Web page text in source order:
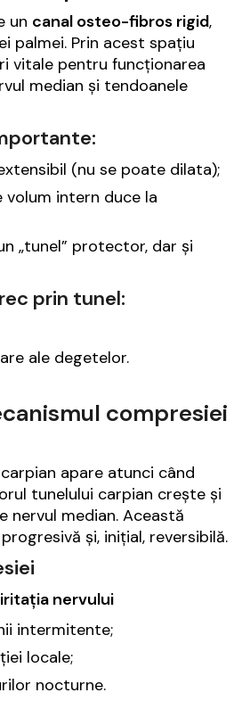
un canal osteo-fibros rigid,
palmei. Prin acest spațiu
vitale pentru funcționarea
median și tendoanele
(nu se poate dilata);
intern duce la
„tunel” protector, dar și
prin tunel:
ale degetelor.
compresiei
apare atunci când
tunelului carpian crește și
nervul median. Această
și, inițial, reversibilă.
iritația nervului
intermitente;
locale;
nocturne.